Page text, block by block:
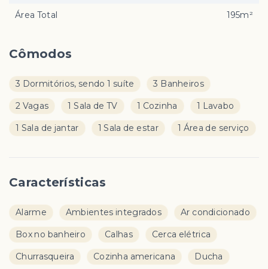
Cômodos
3 Dormitórios, sendo 1 suíte 3 Banheiros
2 Vagas 1 Sala de TV 1 Cozinha 1 Lavabo
1 Sala de jantar 1 Sala de estar 1 Área de serviço
Características
Alarme Ambientes integrados Ar condicionado
Box no banheiro Calhas Cerca elétrica
Churrasqueira Cozinha americana Ducha
Área Total 195m²